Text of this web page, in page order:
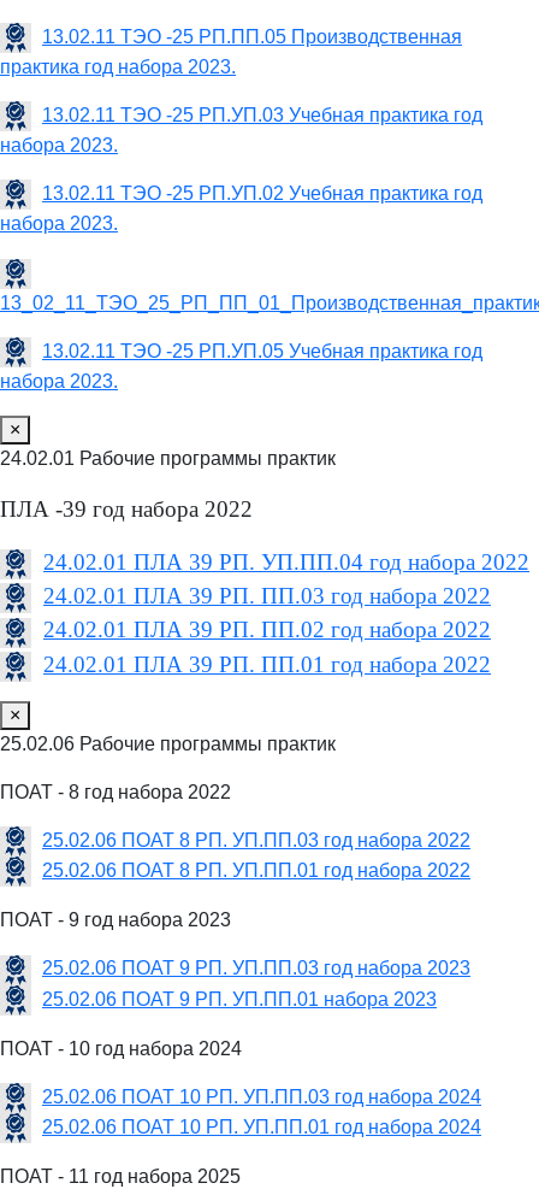
13.02.11 ТЭО -25 РП.ПП.05 Производственная
практика год набора 2023.
13.02.11 ТЭО -25 РП.УП.03 Учебная практика год
набора 2023.
13.02.11 ТЭО -25 РП.УП.02 Учебная практика год
набора 2023.
13.02.11 ТЭО -25 РП.УП.05 Учебная практика год
набора 2023.
×
24.02.01 Рабочие программы практик
ПЛА -39 год набора 2022
24.02.01 ПЛА 39 РП. УП.ПП.04 год набора 2022
24.02.01 ПЛА 39 РП. ПП.03 год набора 2022
24.02.01 ПЛА 39 РП. ПП.02 год набора 2022
24.02.01 ПЛА 39 РП. ПП.01 год набора 2022
×
25.02.06 Рабочие программы практик
ПОАТ - 8 год набора 2022
25.02.06 ПОАТ 8 РП. УП.ПП.03 год набора 2022
25.02.06 ПОАТ 8 РП. УП.ПП.01 год набора 2022
ПОАТ - 9 год набора 2023
25.02.06 ПОАТ 9 РП. УП.ПП.03 год набора 2023
25.02.06 ПОАТ 9 РП. УП.ПП.01 набора 2023
ПОАТ - 10 год набора 2024
25.02.06 ПОАТ 10 РП. УП.ПП.03 год набора 2024
25.02.06 ПОАТ 10 РП. УП.ПП.01 год набора 2024
ПОАТ - 11 год набора 2025